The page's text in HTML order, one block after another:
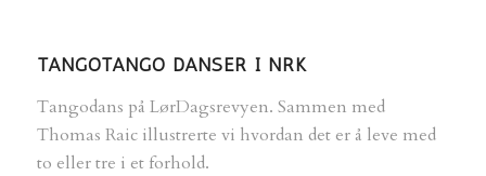
TANGOTANGO DANSER I NRK
Tangodans på LørDagsrevyen. Sammen med
Thomas Raic illustrerte vi hvordan det er å leve med
to eller tre i et forhold.